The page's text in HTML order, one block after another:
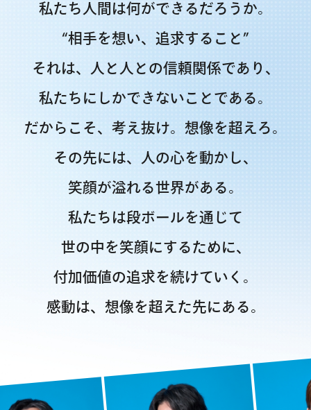
私たち人間は何ができるだろうか。
“相手を想い、追求すること”
それは、人と人との信頼関係であり、
私たちにしかできないことである。
だからこそ、考え抜け。想像を超えろ。
その先には、人の心を動かし、
笑顔が溢れる世界がある。
私たちは段ボールを通じて
世の中を笑顔にするために、
付加価値の追求を続けていく。
感動は、想像を超えた先にある。